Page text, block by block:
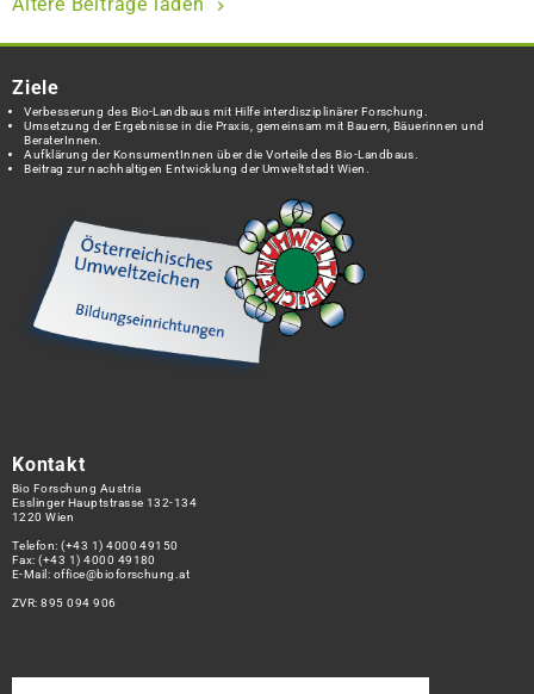
Ziele
Verbesserung des Bio-Landbaus mit Hilfe interdisziplinärer Forschung.
Umsetzung der Ergebnisse in die Praxis, gemeinsam mit Bauern, Bäuerinnen und
BeraterInnen.
Aufklärung der KonsumentInnen über die Vorteile des Bio-Landbaus.
Beitrag zur nachhaltigen Entwicklung der Umweltstadt Wien.
Kontakt
Bio Forschung Austria
Esslinger Hauptstrasse 132-134
1220 Wien
Telefon:(+43 1) 4000 49150
Fax: (+43 1) 4000 49180
E-Mail: office@bioforschung.at
ZVR: 895 094 906